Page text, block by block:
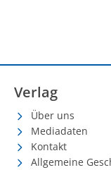
Verlag
Über uns
Mediadaten
Kontakt
Allgemeine